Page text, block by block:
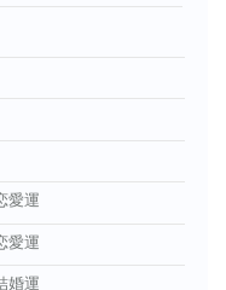
愛運
愛運
婚運